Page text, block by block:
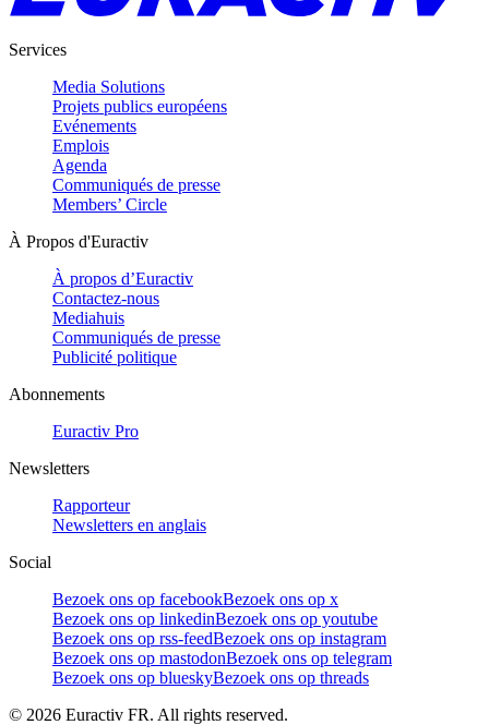
Services
Media Solutions
Projets publics européens
Evénements
Emplois
Agenda
Communiqués de presse
Members’ Circle
À Propos d'Euractiv
À propos d’Euractiv
Contactez-nous
Mediahuis
Communiqués de presse
Publicité politique
Abonnements
Euractiv Pro
Newsletters
Rapporteur
Newsletters en anglais
Social
Bezoek ons op facebookBezoek ons op x
Bezoek ons op linkedinBezoek ons op youtube
Bezoek ons op rss-feedBezoek ons op instagram
Bezoek ons op mastodonBezoek ons op telegram
Bezoek ons op blueskyBezoek ons op threads
© 2026 Euractiv FR. All rights reserved.